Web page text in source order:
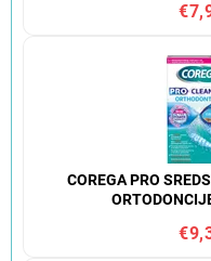
COREGA PRO